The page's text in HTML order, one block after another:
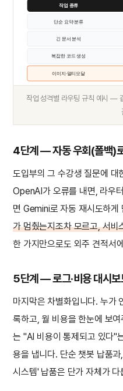
작업 종류
단순 요약·분류
긴 문서 분석
복잡한 코드 생성
이미지·멀티모달
작업 성격별 라우팅 규칙 예시 —
4단계 — 자동 우회(폴백)
도입부의 그 수강생 질문에 대
OpenAI가 오류를 내면, 라우
면 Gemini로 자동 재시도하게
가 멈췄는지조차 모르고, 서비
한 가지만으로도 외주 견적서
5단계 — 로그·비용 대시
마지막은 차별화입니다. 누가
록하고, 월 비용을 한눈에 보
는 "AI 비용이 통제되고 있다"
용을 냅니다. 단순 챗봇 납품
시스템' 납품은 단가 자체가 다